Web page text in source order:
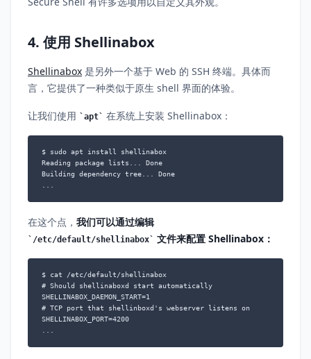
4. 使用 Shellinabox
Shellinabox 是另外一个基于 Web 的 SSH 终端。具体而
言，它提供了一种类似于原生 shell 界面的体验。
让我们使用 apt 在系统上安装 Shellinabox：
$ sudo apt install shellinabox
Reading package lists... Done
Building dependency tree... Done
...
在这个点， 我们可以通过编辑
/etc/default/shellinabox 文件来配置 Shellinabox：
$ cat /etc/default/shellinabox
# Should shellinaboxd start automatically
SHELLINABOX_DAEMON_START=1
# TCP port that shellinboxd's webserver listens on
SHELLINABOX_PORT=4200
...